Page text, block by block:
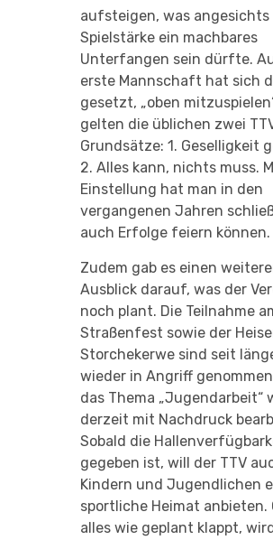
aufsteigen, was angesichts
Spielstärke ein machbares
Unterfangen sein dürfte.
erste Mannschaft hat sich
gesetzt, „oben
gelten die üblichen zwei
Grundsätze: 1. Geselligkeit
2. Alles kann, nichts muss.
Einstellung hat man in den
vergangenen Jahren
auch Erfolge feiern können.
Zudem gab es einen
Ausblick darauf, was der
noch plant. Die Teilnahme
Straßenfest sowie der
Storchekerwe sind seit
wieder in Angriff
das Thema „Jugendarbeit“
derzeit mit Nachdruck
Sobald die
gegeben ist, will der TTV
Kindern und Jugendlichen
sportliche Heimat anbieten.
alles wie geplant klappt,